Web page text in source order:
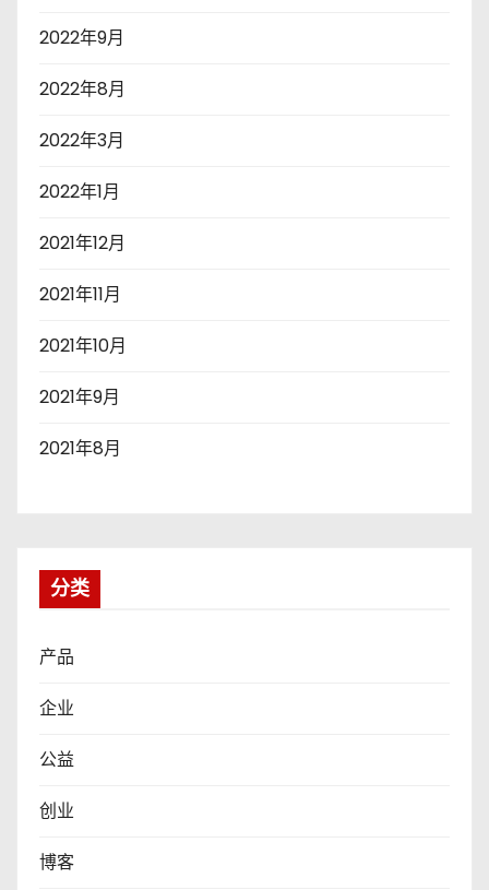
2022年9月
2022年8月
2022年3月
2022年1月
2021年12月
2021年11月
2021年10月
2021年9月
2021年8月
分类
产品
企业
公益
创业
博客